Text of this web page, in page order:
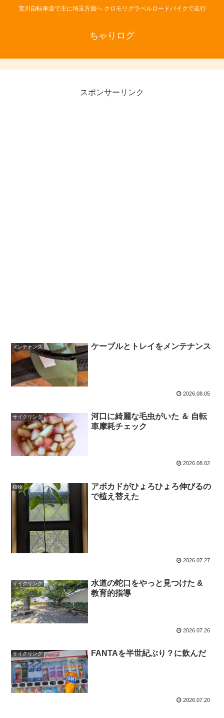
荒川自転車道で主に埼玉方面へ クロモリグラベルロードバイクで走行
ちゃりログ
スポンサーリンク
メンテナンス ケーブルとトレイをメンテナンス
2026.08.05
サイクリング
河口に綺麗な毛虫がいた ＆ 自転
車摩耗チェック
2026.08.02
植物
アボカドがひょろひょろ伸びるの
で植え替えた
2026.07.27
サイクリング
水道の蛇口をやっと見つけた &
教育的指導
2026.07.26
サイクリング FANTAを半世紀ぶり？に飲んだ
2026.07.20